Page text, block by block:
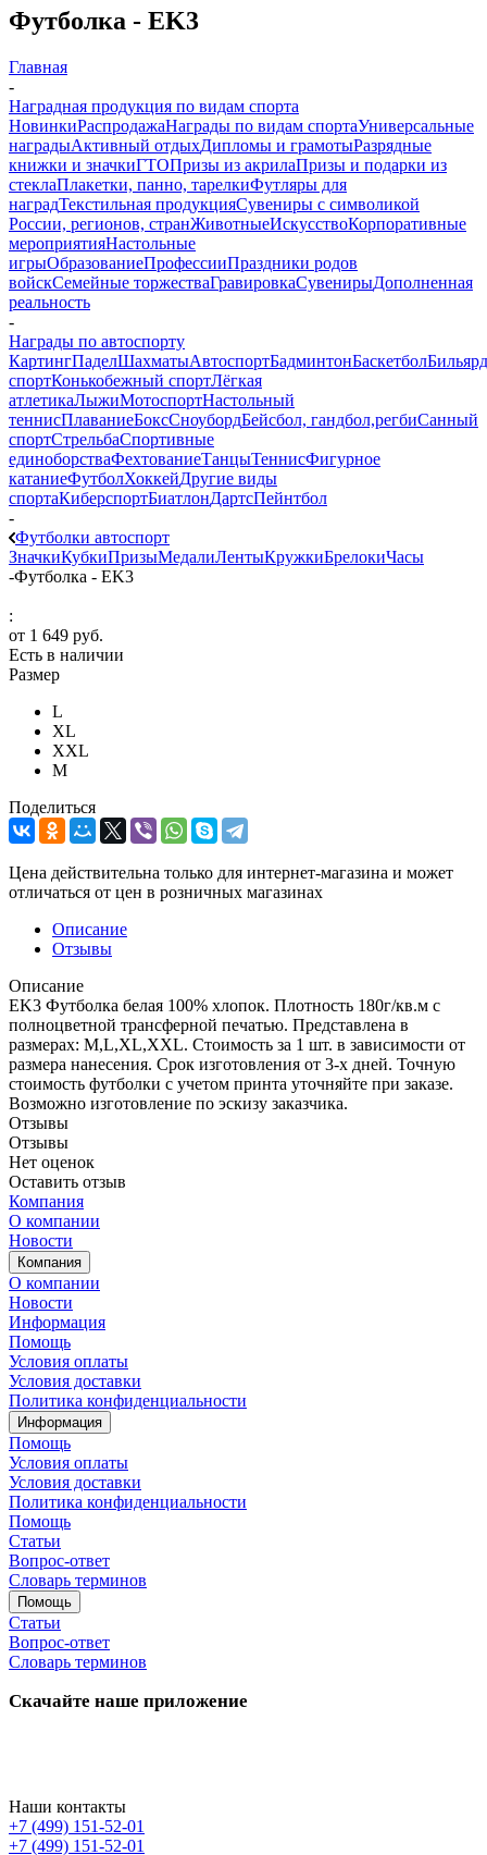
Футболка - EK3
Главная
-
Наградная продукция по видам спорта
НовинкиРаспродажаНаграды по видам спортаУниверсальные
наградыАктивный отдыхДипломы и грамотыРазрядные
книжки и значкиГТОПризы из акрилаПризы и подарки из
стеклаПлакетки, панно, тарелкиФутляры для
наградТекстильная продукцияСувениры с символикой
России, регионов, странЖивотныеИскусствоКорпоративные
мероприятияНастольные
игрыОбразованиеПрофессииПраздники родов
войскСемейные торжестваГравировкаСувенирыДополненная
реальность
-
Награды по автоспорту
КартингПаделШахматыАвтоспортБадминтонБаскетболБильярд
спортКонькобежный спортЛёгкая
атлетикаЛыжиМотоспортНастольный
теннисПлаваниеБоксСноубордБейсбол, гандбол,регбиСанный
спортСтрельбаСпортивные
единоборстваФехтованиеТанцыТеннисФигурное
катаниеФутболХоккейДругие виды
спортаКиберспортБиатлонДартсПейнтбол
-
Футболки автоспорт
ЗначкиКубкиПризыМедалиЛентыКружкиБрелокиЧасы
-Футболка - EK3
:
от 1 649 руб.
Есть в наличии
Размер
L
XL
XXL
М
Поделиться
Цена действительна только для интернет-магазина и может
отличаться от цен в розничных магазинах
Описание
Отзывы
Описание
EK3 Футболка белая 100% хлопок. Плотность 180г/кв.м с
полноцветной трансферной печатью. Представлена в
размерах: M,L,XL,XXL. Стоимость за 1 шт. в зависимости от
размера нанесения. Срок изготовления от 3-х дней. Точную
стоимость футболки с учетом принта уточняйте при заказе.
Возможно изготовление по эскизу заказчика.
Отзывы
Отзывы
Нет оценок
Оставить отзыв
Компания
О компании
Новости
Компания
О компании
Новости
Информация
Помощь
Условия оплаты
Условия доставки
Политика конфиденциальности
Информация
Помощь
Условия оплаты
Условия доставки
Политика конфиденциальности
Помощь
Статьи
Вопрос-ответ
Словарь терминов
Помощь
Статьи
Вопрос-ответ
Словарь терминов
Скачайте наше приложение
Наши контакты
+7 (499) 151-52-01
+7 (499) 151-52-01